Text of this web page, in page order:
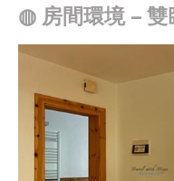
◍ 房間環境 –